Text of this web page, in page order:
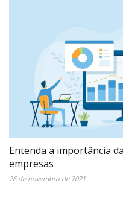
Entenda a importância
empresas
26 de novembro de 2021